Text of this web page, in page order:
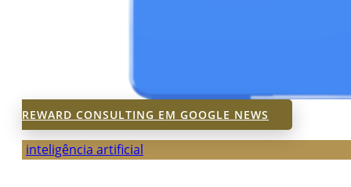
REWARD CONSULTING EM GOOGLE NEWS
inteligência artificial